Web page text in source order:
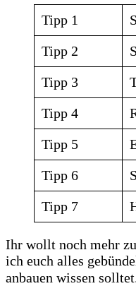
Tipp 1
Tipp 2
Tipp 3
Tipp 4
Tipp 5
Tipp 6
Tipp 7
Ihr wollt noch mehr
ich euch alles
anbauen wissen